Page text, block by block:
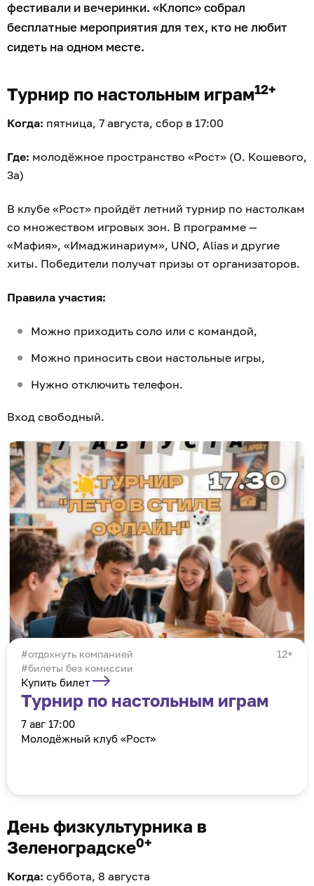
фестивали и вечеринки. «Клопс» собрал
бесплатные мероприятия для тех, кто не любит
сидеть на одном месте.
Турнир по настольным играм12+
Когда: пятница, 7 августа, сбор в 17:00
Где: молодёжное пространство «Рост» (О. Кошевого,
3а)
В клубе «Рост» пройдёт летний турнир по настолкам
со множеством игровых зон. В программе —
«Мафия», «Имаджинариум», UNO, Alias и другие
хиты. Победители получат призы от организаторов.
Правила участия:
Можно приходить соло или с командой,
Можно приносить свои настольные игры,
Нужно отключить телефон.
Вход свободный.
12+
отдохнуть компанией
#билеты без комиссии
Купить билет
Турнир по настольным играм
7 авг 17:00
Молодёжный клуб «Рост»
День физкультурника в
Зеленоградске0+
Когда: суббота, 8 августа